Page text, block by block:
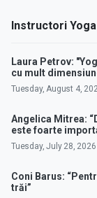
Instructori Yoga
Laura Petrov:
cu mult
Tuesday, August 4,
Angelica Mitrea:
este foarte
Tuesday, July 28, 2026
Coni Barus:
trăi”